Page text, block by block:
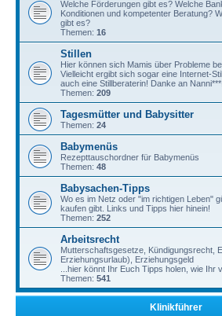
Welche Förderungen gibt es? Welche
Konditionen und kompetenter Beratung?
gibt es?
Themen: 16
Stillen
Hier können sich Mamis über Probleme
Vielleicht ergibt sich sogar eine Internet-
auch eine Stillberaterin! Danke an Nanni***!
Themen: 209
Tagesmütter und Babysitter
Themen: 24
Babymenüs
Rezepttauschordner für Babymenüs
Themen: 48
Babysachen-Tipps
Wo es im Netz oder "im richtigen Leben"
kaufen gibt. Links und Tipps hier hinein!
Themen: 252
Arbeitsrecht
Mutterschaftsgesetze, Kündigungsrecht,
Erziehungsurlaub), Erziehungsgeld
...hier könnt Ihr Euch Tipps holen, wie Ihr
Themen: 541
Klinikführer